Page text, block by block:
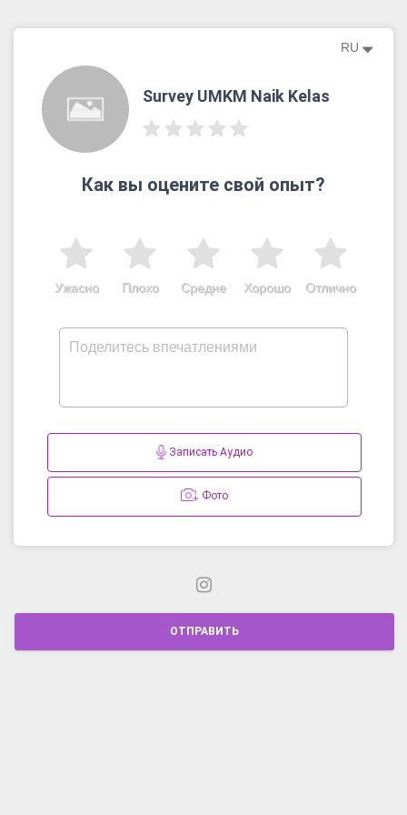
RU
Survey UMKM Naik Kelas
Как вы оцените свой опыт?
Отлично
Хорошо
Средне
Плохо
Ужасно
Записать Аудио
Фото
ОТПРАВИТЬ